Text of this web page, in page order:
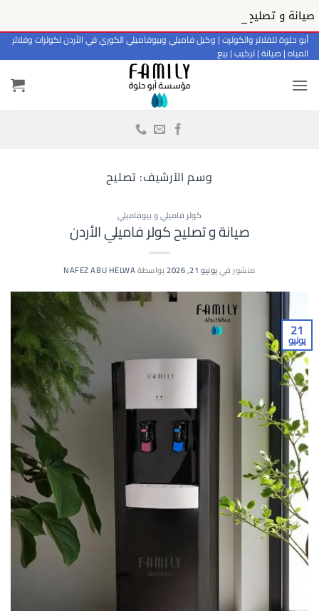
صيانة و تصليح كولر بيو فاميلي
تخطي
للمحتوى
أبو حلوة للفلاتر والكولرت | وكيل فاميلي وبيوفاميلي الكوري في الأردن لكولرات وفلاتر
المياه | صيانة | تركيب | بيع
وسم الآرشيف: تصليح
كولر فاميلي و بيوفاميلي
صيانة و تصليح كولر فاميلي الأردن
منشور فييونيو 21, 2026 بواسطةNAFEZ ABU HELWA
21
يونيو